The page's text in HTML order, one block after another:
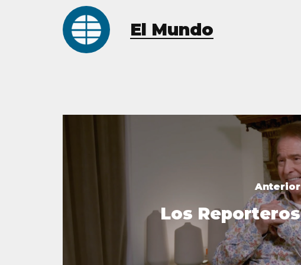
El Mundo
Anterior
Los Reporteros